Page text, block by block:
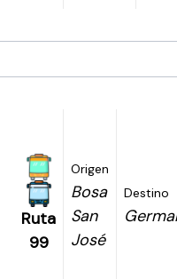
Ruta
99
Origen
Bosa
San
José
Destino